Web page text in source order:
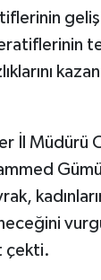
İl Müdürü
çekti.